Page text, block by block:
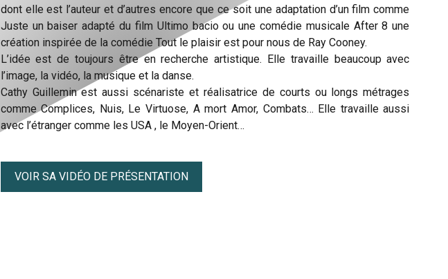
dont elle est l’auteur et d’autres encore que ce soit une adaptation d’un film comme
Juste un baiser adapté du film Ultimo bacio ou une comédie musicale After 8 une
création inspirée de la comédie Tout le plaisir est pour nous de Ray Cooney.
L’idée est de toujours être en recherche artistique. Elle travaille beaucoup avec
l’image, la vidéo, la musique et la danse.
Cathy Guillemin est aussi scénariste et réalisatrice de courts ou longs métrages
comme Complices, Nuis, Le Virtuose, A mort Amor, Combats… Elle travaille aussi
avec l’étranger comme les USA , le Moyen-Orient…
VOIR SA VIDÉO DE PRÉSENTATION